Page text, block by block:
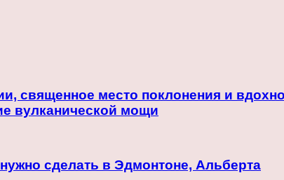
священное место поклонения и
вулканической мощи
сделать в Эдмонтоне, Альберта